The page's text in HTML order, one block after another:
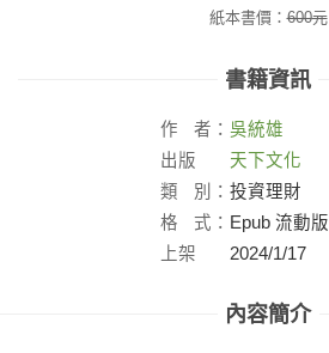
紙本書價：600元
書籍資訊
作 者： 吳統雄
出版
社：
天下文化
類
別： 投資理財
格
式： Epub 流動版
上架
2024/1/17
內容簡介